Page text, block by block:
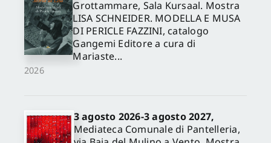
2026
Grottammare, Sala Kursaal. Mostra
LISA SCHNEIDER. MODELLA E MUSA
DI PERICLE FAZZINI, catalogo
Gangemi Editore a cura di
Mariaste...
3 agosto 2026-3 agosto 2027,
Mediateca Comunale di Pantelleria,